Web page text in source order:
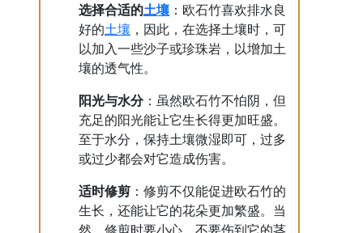
选择合适的土壤 ：欧石竹喜欢排水良
好的土壤 ，因此，在选择土壤时，可
以加入一些沙子或珍珠岩，以增加土
壤的透气性。
阳光与水分：虽然欧石竹不怕阴，但
充足的阳光能让它生长得更加旺盛。
至于水分，保持土壤微湿即可，过多
或过少都会对它造成伤害。
适时修剪 ：修剪不仅能促进欧石竹的
生长，还能让它的花朵更加繁盛。当